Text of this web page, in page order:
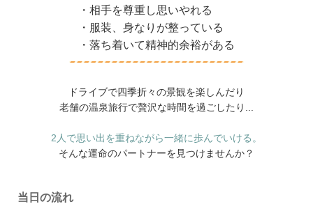
・相手を尊重し思いやれる
・服装、身なりが整っている
・落ち着いて精神的余裕がある
ドライブで四季折々の景観を楽しんだり
老舗の温泉旅行で贅沢な時間を過ごしたり...
2人で思い出を重ねながら一緒に歩んでいける。
そんな運命のパートナーを見つけませんか？
当日の流れ